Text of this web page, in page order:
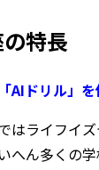
特長
ドリル」を
はライフイ
へん多くの